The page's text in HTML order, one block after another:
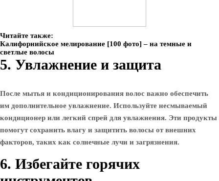
Читайте также:
Калифорнийское мелирование [100 фото] – на темные и
светлые волосы
5. Увлажнение и защита
После мытья и кондиционирования волос важно обеспечить
им дополнительное увлажнение. Используйте несмываемый
кондиционер или легкий спрей для увлажнения. Эти продукты
помогут сохранить влагу и защитить волосы от внешних
факторов, таких как солнечные лучи и загрязнения.
6. Избегайте горячих